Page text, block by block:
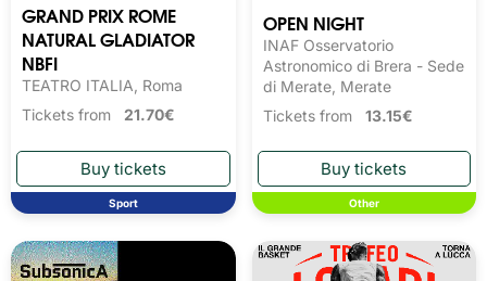
GRAND PRIX ROME
NATURAL GLADIATOR
NBFI
TEATRO ITALIA, Roma
Tickets from 21.70€
Sport
OPEN NIGHT
INAF Osservatorio
Astronomico di Brera - Sede
di Merate, Merate
Tickets from 13.15€
Other